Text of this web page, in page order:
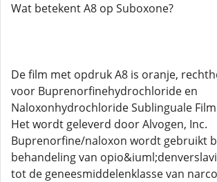
Wat betekent A8 op Suboxone?
De film met opdruk A8 is oranje,
voor Buprenorfinehydrochloride en
Naloxonhydrochloride Sublinguale
Het wordt geleverd door Alvogen, Inc.
Buprenorfine/naloxon wordt gebruikt
behandeling van
tot de geneesmiddelenklasse van